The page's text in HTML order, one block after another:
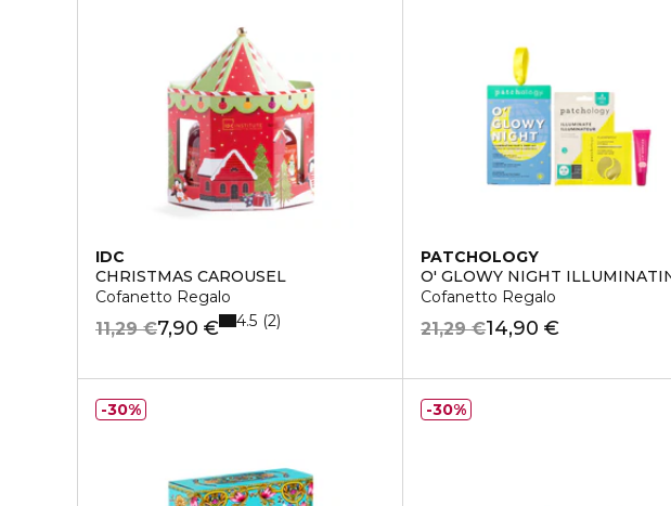
IDC
CHRISTMAS CAROUSEL
Cofanetto Regalo
7,90 €
11,29 € 4.5 2
PATCHOLOGY
O' GLOWY NIGHT
Cofanetto Regalo
14,90 €
21,29 €
30% 30%